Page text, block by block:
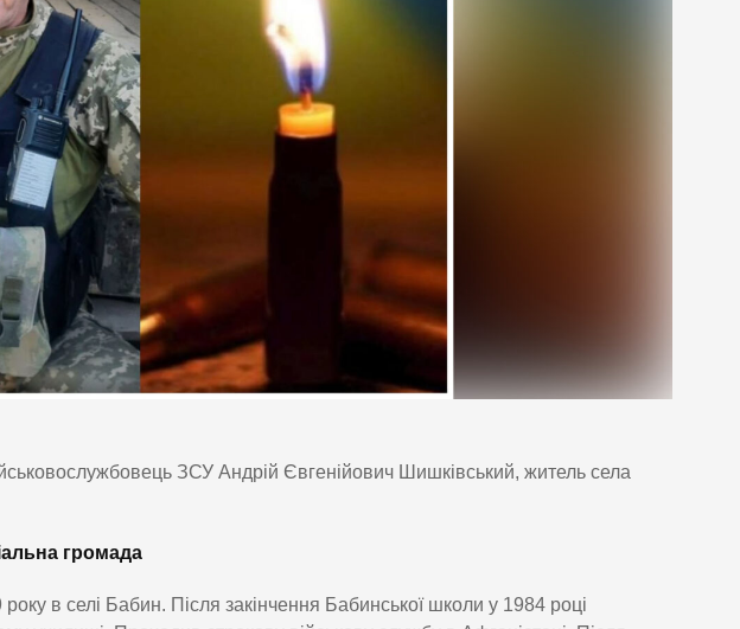
ЗСУ Андрій Євгенійович Шишківський, житель села
громада
в селі Бабин. Після закінчення Бабинської школи у 1984 році